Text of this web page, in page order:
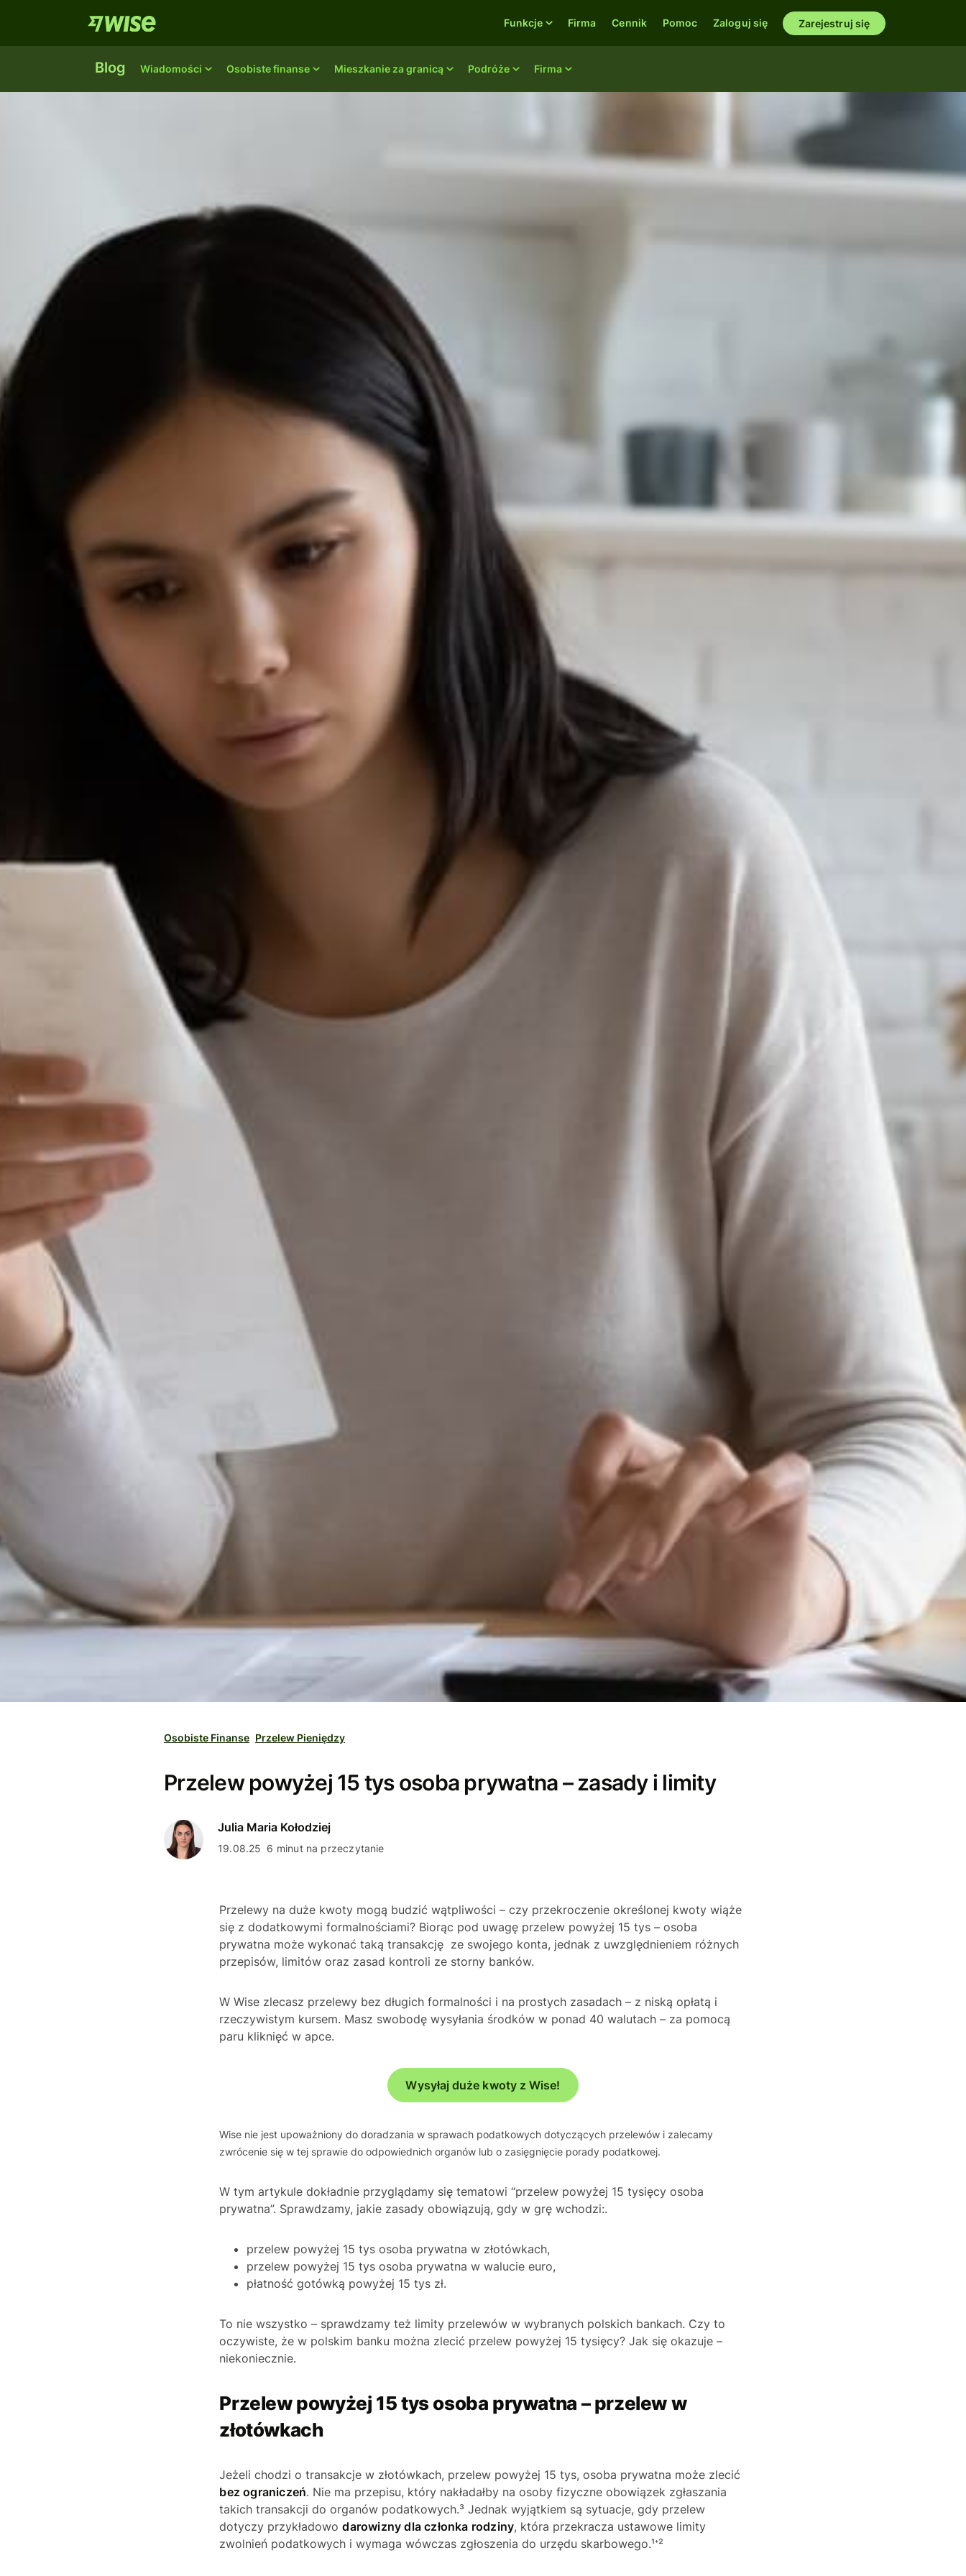
Blog Wiadomości Osobiste finanse Mieszkanie za granicą Podróże Firma
Funkcje Firma Cennik Pomoc Zaloguj się Zarejestruj się
Osobiste Finanse Przelew Pieniędzy
Przelew powyżej 15 tys osoba prywatna – zasady i limity
Julia Maria Kołodziej
19.08.25 6 minut na przeczytanie
Przelewy na duże kwoty mogą budzić wątpliwości – czy przekroczenie określonej kwoty wiąże
się z dodatkowymi formalnościami? Biorąc pod uwagę przelew powyżej 15 tys – osoba
prywatna może wykonać taką transakcję ze swojego konta, jednak z uwzględnieniem różnych
przepisów, limitów oraz zasad kontroli ze storny banków.
W Wise zlecasz przelewy bez długich formalności i na prostych zasadach – z niską opłatą i
rzeczywistym kursem. Masz swobodę wysyłania środków w ponad 40 walutach – za pomocą
paru kliknięć w apce.
Wysyłaj duże kwoty z Wise!
Wise nie jest upoważniony do doradzania w sprawach podatkowych dotyczących przelewów i zalecamy
zwrócenie się w tej sprawie do odpowiednich organów lub o zasięgnięcie porady podatkowej.
W tym artykule dokładnie przyglądamy się tematowi “przelew powyżej 15 tysięcy osoba
prywatna”. Sprawdzamy, jakie zasady obowiązują, gdy w grę wchodzi:.
przelew powyżej 15 tys osoba prywatna w złotówkach,
przelew powyżej 15 tys osoba prywatna w walucie euro,
płatność gotówką powyżej 15 tys zł.
To nie wszystko – sprawdzamy też limity przelewów w wybranych polskich bankach. Czy to
oczywiste, że w polskim banku można zlecić przelew powyżej 15 tysięcy? Jak się okazuje –
niekoniecznie.
Przelew powyżej 15 tys osoba prywatna – przelew w
złotówkach
Jeżeli chodzi o transakcje w złotówkach, przelew powyżej 15 tys, osoba prywatna może zlecić
bez ograniczeń. Nie ma przepisu, który nakładałby na osoby fizyczne obowiązek zgłaszania
takich transakcji do organów podatkowych.³ Jednak wyjątkiem są sytuacje, gdy przelew
dotyczy przykładowodarowizny dla członka rodziny, która przekracza ustawowe limity
zwolnień podatkowych i wymaga wówczas zgłoszenia do urzędu skarbowego.¹⁺²